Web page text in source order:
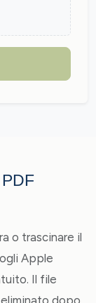
o trascinare il
Apple
Il file
dopo